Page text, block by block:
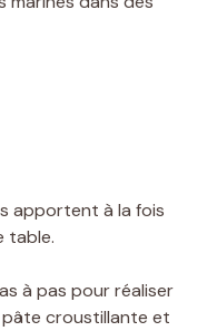
apportent à la fois
table.
à pas pour réaliser
pâte croustillante et